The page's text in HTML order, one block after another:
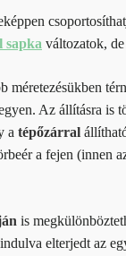
sapka változatok,
méretezésükben
Az állításra is
a tépőzárral
a fejen (innen
is
elterjedt az